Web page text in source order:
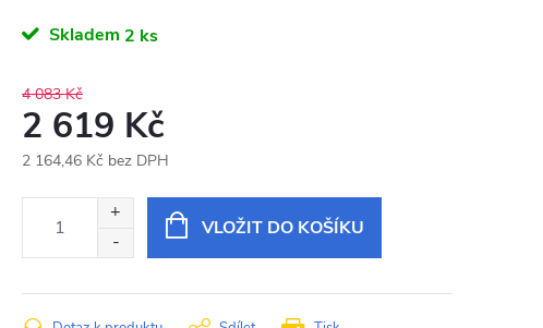
Skladem 2 ks
4 083 Kč
2 619 Kč
2 164,46 Kč bez DPH
VLOŽIT DO KOŠÍKU